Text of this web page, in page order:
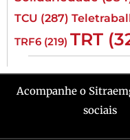
TCU (287)
TRF6 (219) TRT
Acompanhe o
sociais